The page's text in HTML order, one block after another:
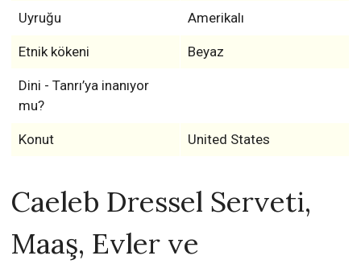
Uyruğu Amerikalı
Etnik kökeni Beyaz
Dini - Tanrı’ya inanıyor
mu?
Konut United States
Caeleb Dressel Serveti,
Maaş, Evler ve